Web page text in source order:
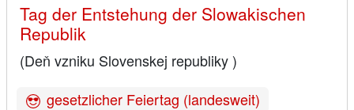
Tag der Entstehung der Slowakischen
Republik
(Deň vzniku Slovenskej republiky )
gesetzlicher Feiertag (landesweit)